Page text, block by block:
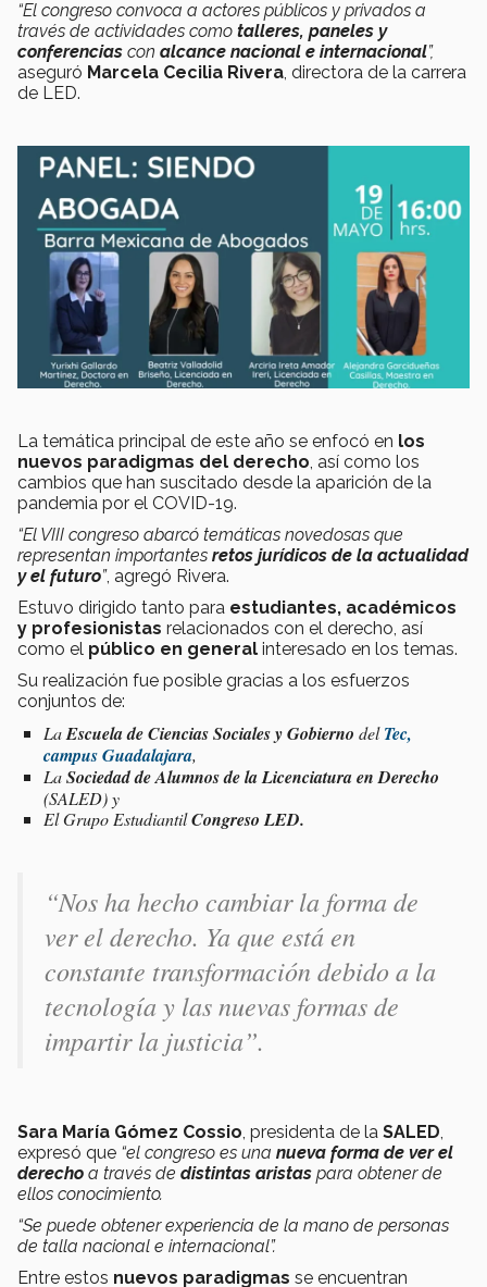
“El congreso convoca a actores públicos y privados a
través de actividades como talleres, paneles y
conferencias con alcance nacional e internacional”,
aseguró Marcela Cecilia Rivera , directora de la carrera
de LED.
La temática principal de este año se enfocó en los
nuevos paradigmas del derecho, así como los
cambios que han suscitado desde la aparición de la
pandemia por el COVID-19.
“El VIII congreso abarcó temáticas novedosas que
representan importantes retos jurídicos de la actualidad
y el futuro”, agregó Rivera.
Estuvo dirigido tanto para estudiantes, académicos
y profesionistas relacionados con el derecho, así
como el público en general interesado en los temas.
Su realización fue posible gracias a los esfuerzos
conjuntos de:
LaEscuela de Ciencias Sociales y Gobierno delTec,
campus Guadalajara,
LaSociedad de Alumnos de la Licenciatura en Derecho
(SALED) y
El Grupo EstudiantilCongreso LED.
“Nos ha hecho cambiar la forma de
ver el derecho. Ya que está en
constante transformación debido a la
tecnología y las nuevas formas de
impartir la justicia”.
Sara María Gómez Cossio, presidenta de la SALED,
expresó que “el congreso es una nueva forma de ver el
derecho a través de distintas aristas para obtener de
ellos conocimiento.
“Se puede obtener experiencia de la mano de personas
de talla nacional e internacional”.
Entre estos nuevos paradigmas se encuentran